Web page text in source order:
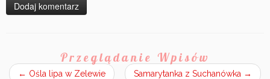
Przeglądanie Wpisów
← Ośla lipa w Zelewie Samarytanka z Suchanówka →